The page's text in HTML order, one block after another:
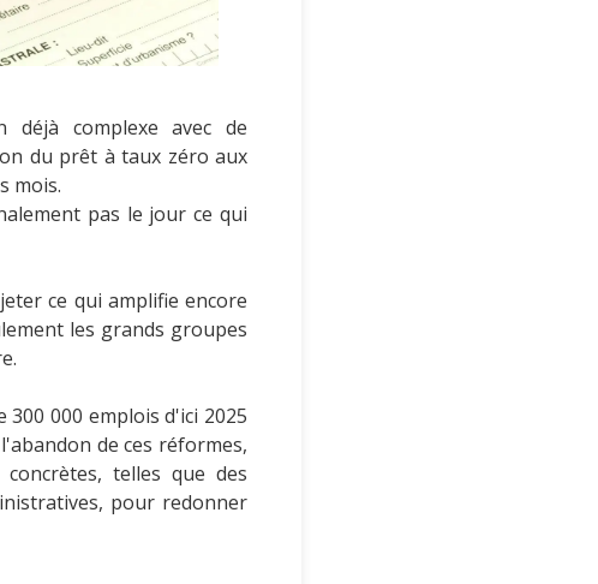
déjà complexe avec de
du prêt à taux zéro aux
mois.
pas le jour ce qui
ce qui amplifie encore
les grands groupes
000 emplois d'ici 2025
de ces réformes,
telles que des
pour redonner